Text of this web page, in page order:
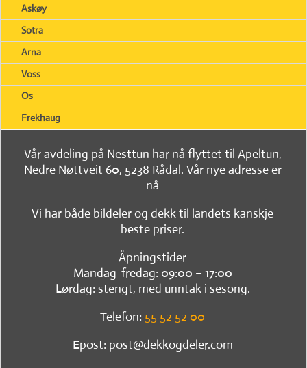
Askøy
Sotra
Arna
Voss
Os
Frekhaug
Vår avdeling på Nesttun har nå flyttet til Apeltun,
Nedre Nøttveit 60, 5238 Rådal. Vår nye adresse er
nå
Vi har både bildeler og dekk til landets kanskje
beste priser.
Åpningstider
Mandag-fredag: 09:00 – 17:00
Lørdag: stengt, med unntak i sesong.
Telefon: 55 52 52 00
Epost: post@dekkogdeler.com